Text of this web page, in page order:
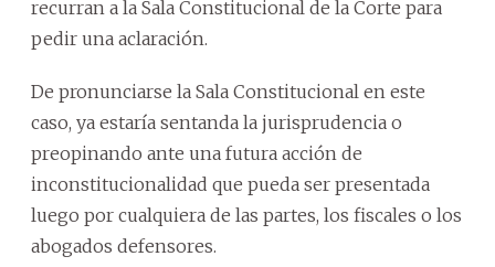
recurran a la Sala Constitucional de la Corte para
pedir una aclaración.
De pronunciarse la Sala Constitucional en este
caso, ya estaría sentanda la jurisprudencia o
preopinando ante una futura acción de
inconstitucionalidad que pueda ser presentada
luego por cualquiera de las partes, los fiscales o los
abogados defensores.